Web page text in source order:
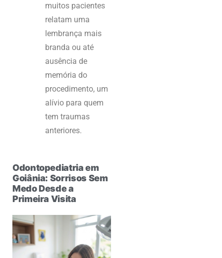
muitos pacientes
relatam uma
lembrança mais
branda ou até
ausência de
memória do
procedimento, um
alívio para quem
tem traumas
anteriores.
Odontopediatria em
Goiânia: Sorrisos Sem
Medo Desde a
Primeira Visita